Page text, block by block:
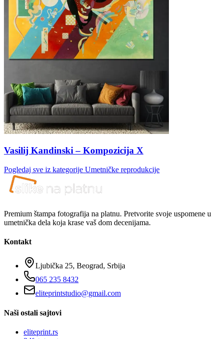
Vasilij Kandinski – Kompozicija X
Pogledaj sve iz kategorije Umetničke reprodukcije
Premium štampa fotografija na platnu. Pretvorite svoje uspomene u
umetnička dela koja krase vaš dom decenijama.
Kontakt
Ljubička 25, Beograd, Srbija
065 235 8432
eliteprintstudio@gmail.com
Naši ostali sajtovi
eliteprint.rs